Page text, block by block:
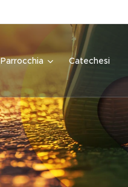
Parrocchia Catechesi